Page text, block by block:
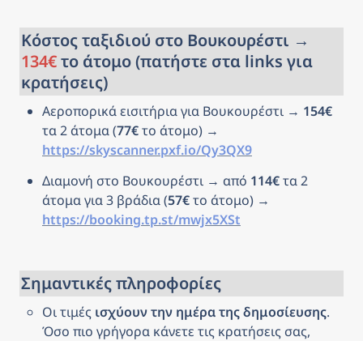
134€ το άτομο (πατήστε στα links για
κρατήσεις)
Αεροπορικά εισιτήρια για Βουκουρέστι → 154€
τα 2 άτομα (77€
https://skyscanner.pxf.io/Qy3QX9
Διαμονή στο Βουκουρέστι → από 114€ τα 2
άτομα για 3 βράδια (57€
https://booking.tp.st/mwjx5XSt
Σημαντικές πληροφορίες
Οι τιμές ισχύουν την ημέρα της δημοσίευσης.
Όσο πιο γρήγορα κάνετε τις κρατήσεις σας,